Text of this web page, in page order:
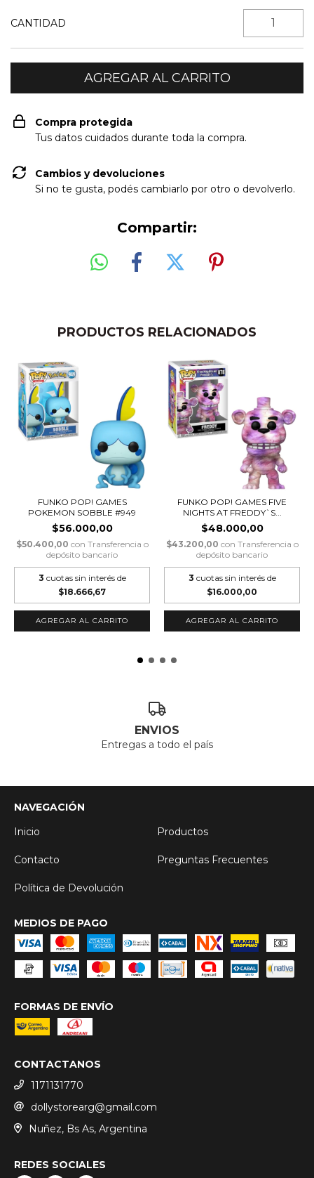
CANTIDAD
Compra protegida
Tus datos cuidados durante toda la compra.
Cambios y devoluciones
Si no te gusta, podés cambiarlo por otro o devolverlo.
Compartir:
PRODUCTOS RELACIONADOS
FUNKO POP! GAMES
POKEMON SOBBLE #949
$56.000,00
$50.400,00 con Transferencia o
depósito bancario
3 cuotas sin interés de
$18.666,67
FUNKO POP! GAMES FIVE
NIGHTS AT FREDDY`S...
$48.000,00
$43.200,00 con Transferencia o
depósito bancario
3 cuotas sin interés de
$16.000,00
ENVIOS
Entregas a todo el país
NAVEGACIÓN
Inicio
Productos
Contacto Preguntas Frecuentes
Política de Devolución
MEDIOS DE PAGO
FORMAS DE ENVÍO
CONTACTANOS
1171131770
dollystorearg@gmail.com
Nuñez, Bs As, Argentina
REDES SOCIALES